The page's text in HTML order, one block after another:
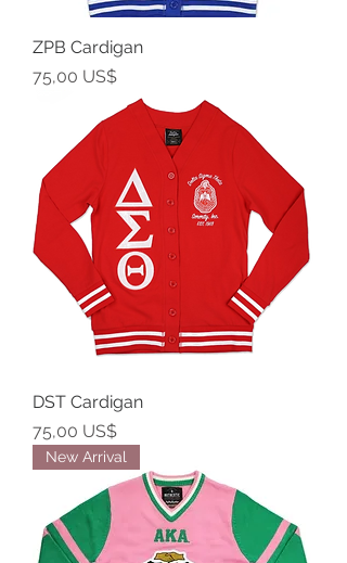
ZPB Cardigan
Precio
75,00 US$
DST Cardigan
Precio
75,00 US$
New Arrival